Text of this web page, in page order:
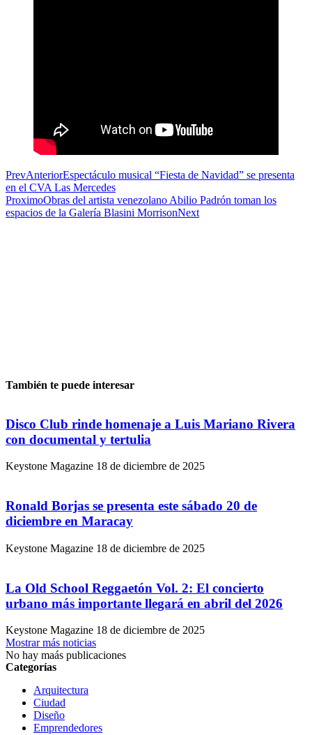
PrevAnteriorEspectáculo musical “Fiesta de Navidad” se presenta
en el CVA Las Mercedes
ProximoObras del artista venezolano Abilio Padrón toman los
espacios de la Galería Blasini MorrisonNext
También te puede interesar
Disco Club rinde homenaje a Luis Mariano Rivera
con documental y tertulia
Keystone Magazine 18 de diciembre de 2025
Ronald Borjas se presenta este sábado 20 de
diciembre en Maracay
Keystone Magazine 18 de diciembre de 2025
La Old School Reggaetón Vol. 2: El concierto
urbano más importante llegará en abril del 2026
Keystone Magazine 18 de diciembre de 2025
Mostrar más noticias
No hay maás publicaciones
Categorías
Arquitectura
Ciudad
Diseño
Emprendedores